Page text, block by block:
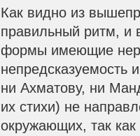
Как видно из
правильный ритм, и
формы имеющие
непредсказуемость
ни Ахматову, ни
их стихи) не
окружающих, так